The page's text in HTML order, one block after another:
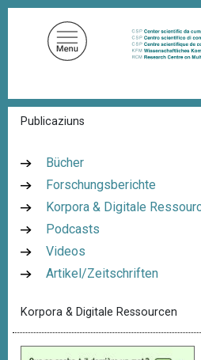
D
P
f
Publicaziuns
Bücher
Forschungsberichte
Korpora & Digitale
Podcasts
Videos
Artikel/Zeitschriften
Korpora & Digitale Ressourcen